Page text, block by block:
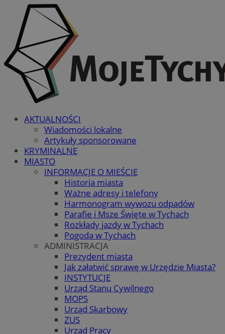
AKTUALNOŚCI
Wiadomości lokalne
Artykuły sponsorowane
KRYMINALNE
MIASTO
INFORMACJE O MIEŚCIE
Historia miasta
Ważne adresy i telefony
Harmonogram wywozu odpadów
Parafie i Msze Święte w Tychach
Rozkłady jazdy w Tychach
Pogoda w Tychach
ADMINISTRACJA
Prezydent miasta
Jak załatwić sprawę w Urzędzie Miasta?
INSTYTUCJE
Urząd Stanu Cywilnego
MOPS
Urząd Skarbowy
ZUS
Urząd Pracy